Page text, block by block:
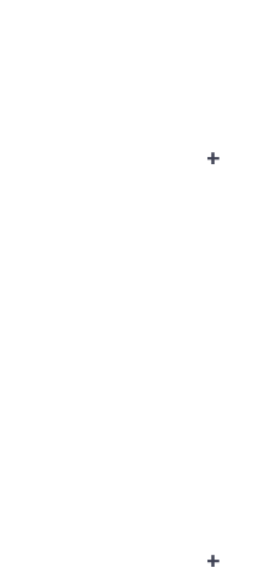
+
+